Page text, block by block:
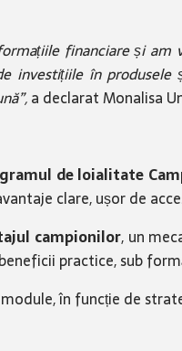
financiare și am
investițiile în
a declarat Monalisa
de loialitate
clare, ușor de
campionilor, un
practice, sub
în funcție de